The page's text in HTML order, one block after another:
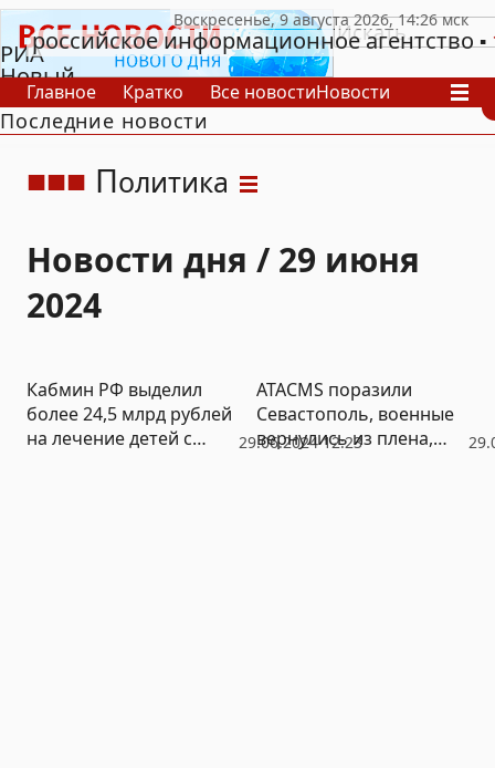
РИА
Новый
День
российское информационное агентство
Главное Кратко Все новостиНовости
В России
В мире
Последние новости
Политика
Новости дня / 29 июня
2024
29.06.2024 12:23
Кабмин РФ выделил
более 24,5 млрд рублей
на лечение детей с
ATACMS поразили
Севастополь, военные
вернулись из плена,